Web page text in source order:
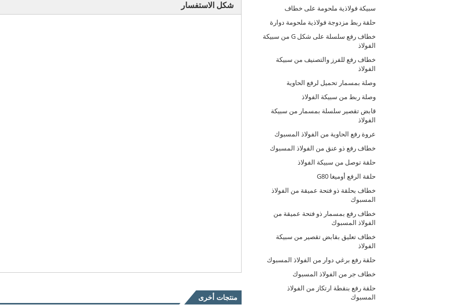
شكل الاستفسار
منتجات أخرى
سبيكة فولاذية ملحومة على خطاف
حلقة ربط مزدوجة فولاذية ملحومة دوارة
خطاف رفع سلسلة على شكل G من سبيكة
الفولاذ
خطاف رفع للفرز والتصنيف من سبيكة
الفولاذ
وصلة بمسمار تحميل لرفع الحاوية
وصلة ربط من سبيكة الفولاذ
قابض تقصير سلسلة بمسمار من سبيكة
الفولاذ
عروة رفع الحاوية من الفولاذ المسبوك
خطاف رفع ذو عنق من الفولاذ المسبوك
حلقة توصل من سبيكة الفولاذ
حلقة الرفع أوميغا G80
خطاف بحلقة ذو فتحة عميقة من الفولاذ
المسبوك
خطاف رفع بمسمار ذو فتحة عميقة من
الفولاذ المسبوك
خطاف تعليق بقابض تقصير من سبيكة
الفولاذ
حلقة رفع برغي دوار من الفولاذ المسبوك
خطاف جر من الفولاذ المسبوك
حلقة رفع بنقطة ارتكاز من الفولاذ
المسبوك